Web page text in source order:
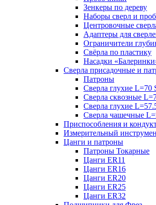
Зенкеры по дереву
Наборы сверл и
Центровочные
Адаптеры для
Ограничители
Свёрла по пластику
Насадки
Сверла присадочные и
Патроны
Сверла глухие L=70
Сверла сквозные
Сверла глухие
Сверла чашечные
Приспособления и
Измерительный
Цанги и патроны
Патроны Токарные
Цанги ER11
Цанги ER16
Цанги ER20
Цанги ER25
Цанги ER32